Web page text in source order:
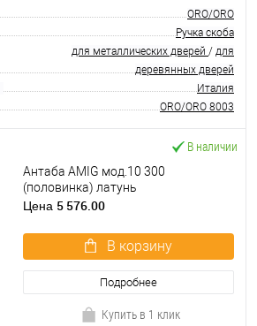
ORO/ORO
Ручка скоба
для металлических дверей / для
деревянных дверей
Италия
ORO/ORO 8003
В наличии
Антаба AMIG мод.10 300
(половинка) латунь
Цена 5 576.00
В корзину
Подробнее
Купить в 1 клик